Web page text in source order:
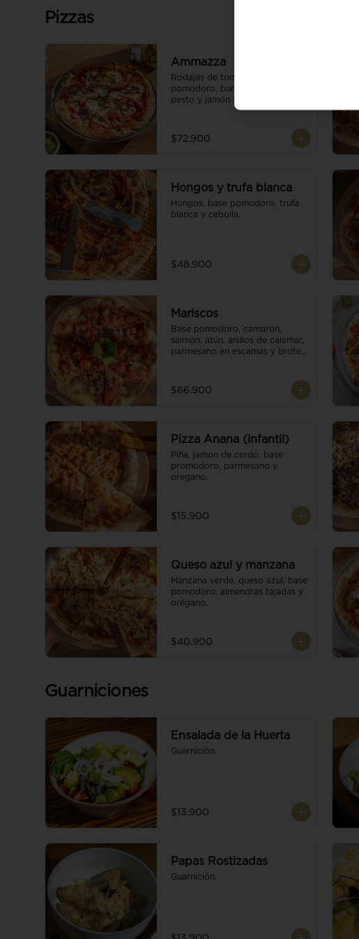
Pizzas
Ammazza
Rodajas de tomate fresco, base
pomodoro, burrata cremoso,
pesto y jamón serrano.
$72.900
Hongos y trufa blanca
Hongos, base pomodoro, trufa
blanca y cebolla.
$48.900
Mariscos
Base pomodoro, camarón,
salmón, atún, anillos de calamar,
parmesano en escamas y brotes
$66.900
Pizza Anana (infantil)
Piña, jamon de cerdo, base
promodoro, parmesano y
oregano.
$15.900
Queso azul y manzana
Manzana verde, queso azul, base
pomodoro, almendras tajadas y
orégano.
$40.900
Guarniciones
Ensalada de la Huerta
Guarnición.
$13.900
Papas Rostizadas
Guarnición.